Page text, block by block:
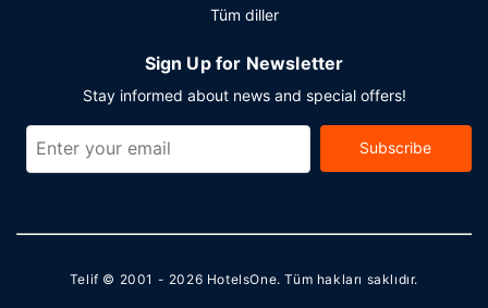
Tüm diller
Sign Up for Newsletter
Stay informed about news and special offers!
Subscribe
Telif © 2001 - 2026 HotelsOne. Tüm hakları saklıdır.